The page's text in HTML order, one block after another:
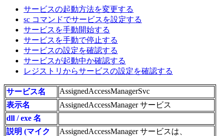
サービスの起動方法を変更する
sc コマンドでサービスを設定する
サービスを手動開始する
サービスを手動で停止する
サービスの設定を確認する
サービスが起動中か確認する
レジストリからサービスの設定を確認する
サービス名
AssignedAccessManagerSvc
表示名
AssignedAccessManager サービス
dll / exe 名
説明 (マイク
AssignedAccessManager サービスは、